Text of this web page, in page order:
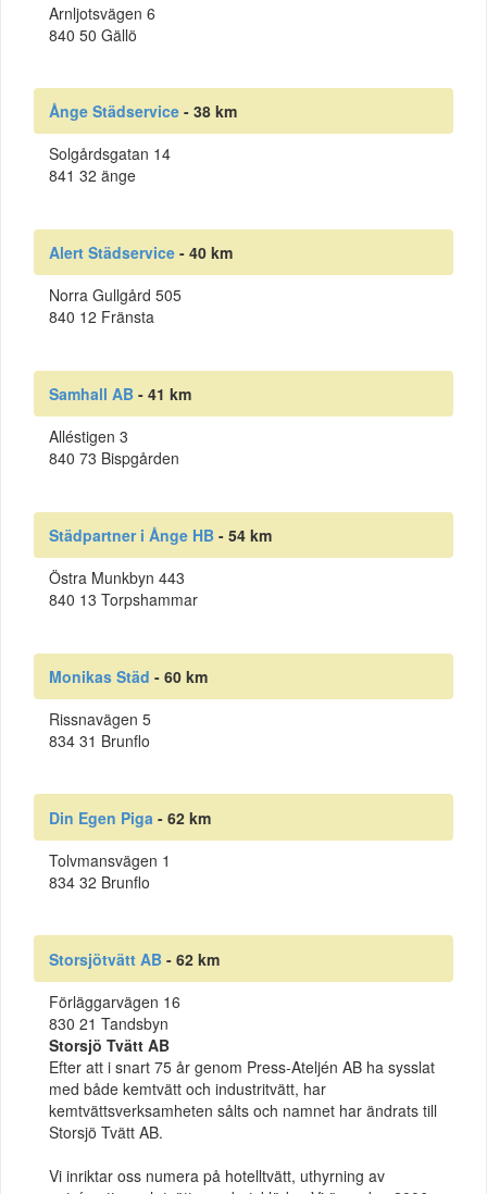
Arnljotsvägen 6
840 50 Gällö
Ånge Städservice - 38 km
Solgårdsgatan 14
841 32 änge
Alert Städservice - 40 km
Norra Gullgård 505
840 12 Fränsta
Samhall AB - 41 km
Alléstigen 3
840 73 Bispgården
Städpartner i Ånge HB - 54 km
Östra Munkbyn 443
840 13 Torpshammar
Monikas Städ - 60 km
Rissnavägen 5
834 31 Brunflo
Din Egen Piga - 62 km
Tolvmansvägen 1
834 32 Brunflo
Storsjötvätt AB - 62 km
Förläggarvägen 16
830 21 Tandsbyn
Storsjö Tvätt AB
Efter att i snart 75 år genom Press-Ateljén AB ha sysslat
med både kemtvätt och industritvätt, har
kemtvättsverksamheten sålts och namnet har ändrats till
Storsjö Tvätt AB.
Vi inriktar oss numera på hotelltvätt, uthyrning av